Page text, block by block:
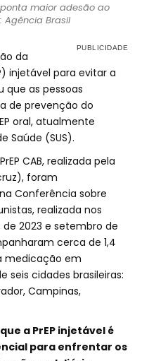
maior adesão ao
Agência Brasil
da
injetável para evitar a
que as pessoas
de prevenção do
oral, atualmente
Saúde (SUS).
CAB, realizada pela
foram
Conferência sobre
realizada nos
de 2023 e setembro de
cerca de 1,4
medicação em
seis cidades brasileiras:
Campinas,
a PrEP injetável é
para enfrentar os